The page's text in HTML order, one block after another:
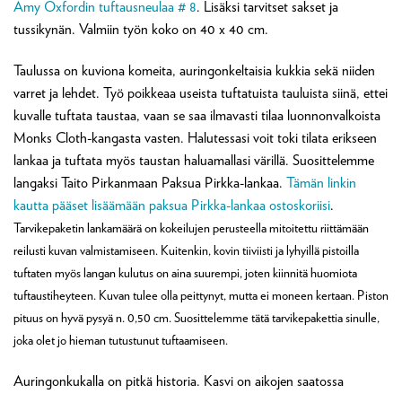
Amy Oxfordin tuftausneulaa # 8. Lisäksi tarvitset sakset ja
tussikynän. Valmiin työn koko on 40 x 40 cm.
Taulussa on kuviona komeita, auringonkeltaisia kukkia sekä niiden
varret ja lehdet. Työ poikkeaa useista tuftatuista tauluista siinä, ettei
kuvalle tuftata taustaa, vaan se saa ilmavasti tilaa luonnonvalkoista
Monks Cloth-kangasta vasten. Halutessasi voit toki tilata erikseen
lankaa ja tuftata myös taustan haluamallasi värillä. Suosittelemme
langaksi Taito Pirkanmaan Paksua Pirkka-lankaa. Tämän linkin
kautta pääset lisäämään paksua Pirkka-lankaa ostoskoriisi.
Tarvikepaketin lankamäärä on kokeilujen perusteella mitoitettu riittämään
reilusti kuvan valmistamiseen. Kuitenkin, kovin tiiviisti ja lyhyillä pistoilla
tuftaten myös langan kulutus on aina suurempi, joten kiinnitä huomiota
tuftaustiheyteen. Kuvan tulee olla peittynyt, mutta ei moneen kertaan. Piston
pituus on hyvä pysyä n. 0,50 cm. Suosittelemme tätä tarvikepakettia sinulle,
joka olet jo hieman tutustunut tuftaamiseen.
Auringonkukalla on pitkä historia. Kasvi on aikojen saatossa